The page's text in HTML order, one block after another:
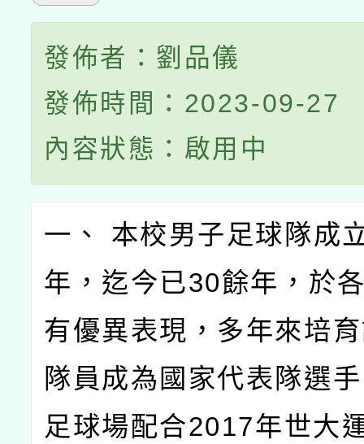
發佈者：劉品儀
發佈時間：2023-09-27
內容狀態：啟用中
一、 本校男子足球隊成
年，迄今已30餘年，於
有優異表現，多年來培
隊員成為國家代表隊選
足球場配合2017年世大